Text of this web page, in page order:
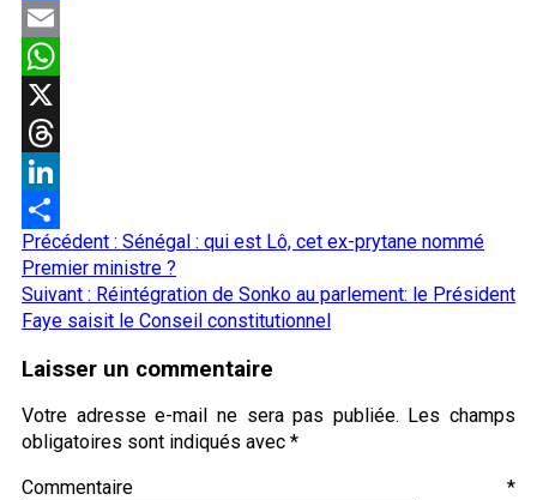
Facebook
Email
WhatsApp
X
Threads
LinkedIn
Partager
Navigation
d’article
Précédent : Sénégal : qui est Lô, cet ex-prytane nommé
Premier ministre ?
Suivant : Réintégration de Sonko au parlement: le Président
Faye saisit le Conseil constitutionnel
Laisser un commentaire
Votre adresse e-mail ne sera pas publiée. Les champs
obligatoires sont indiqués avec *
Commentaire *